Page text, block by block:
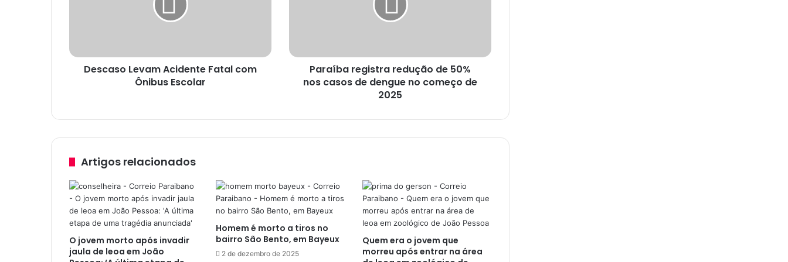
e
c
n
t
e
a
t
a
l
Descaso Levam Acidente Fatal com
Ônibus Escolar
e
r
ç
ã
o
d
e
5
Paraíba registra redução de 50%
nos casos de dengue no começo de
2025
Artigos relacionados
O jovem morto após invadir
jaula de leoa em João
Homem é morto a tiros no
bairro São Bento, em Bayeux
2 de dezembro de 2025
Quem era o jovem que
morreu após entrar na área